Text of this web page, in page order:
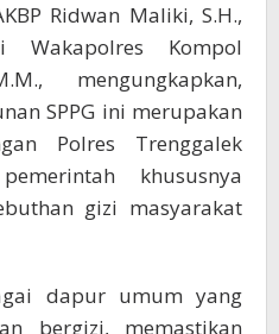
Ridwan Maliki, S.H.,
Wakapolres Kompol
mengungkapkan,
SPPG ini merupakan
Polres Trenggalek
khususnya
gizi masyarakat
dapur umum yang
bergizi, memastikan